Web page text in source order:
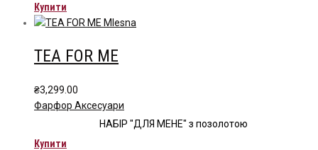
Купити
TEA FOR ME
₴3,299.00
Фарфор Аксесуари
НАБІР "ДЛЯ МЕНЕ" з позолотою
Купити